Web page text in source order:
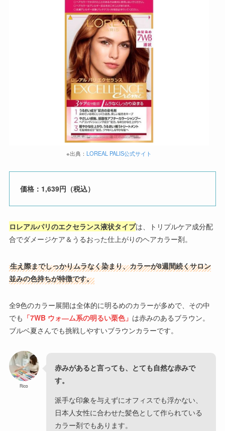
※出典： LOREAL PALIS公式サイト
価格：1,639円（税込）
ロレアルパリのエクセランス液状タイプは、トリプルケア成分配
合でダメージケア＆うるおった仕上がりのヘアカラー剤。
生え際までしっかりムラなく染まり、カラーが8週間続くサロン
並みの色持ちが特徴です。
全9色のカラー展開は全体的に明るめのカラーが多めで、その中
でも 「7WB ウォ―ム系の明るい栗色」 は赤みのあるブラウン。
ブルベ夏さんでも挑戦しやすいブラウンカラーです。
Rico
赤みがあると言っても、とても自然な赤みで
す。
派手な印象を与えずにオフィスでも浮かない、
日本人女性に合わせた髪色として作られている
カラー剤でもあります。